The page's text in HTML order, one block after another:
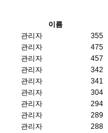
이름
관리자 355
관리자 475
관리자 457
관리자 342
관리자 341
관리자 304
관리자 294
관리자 289
관리자 288